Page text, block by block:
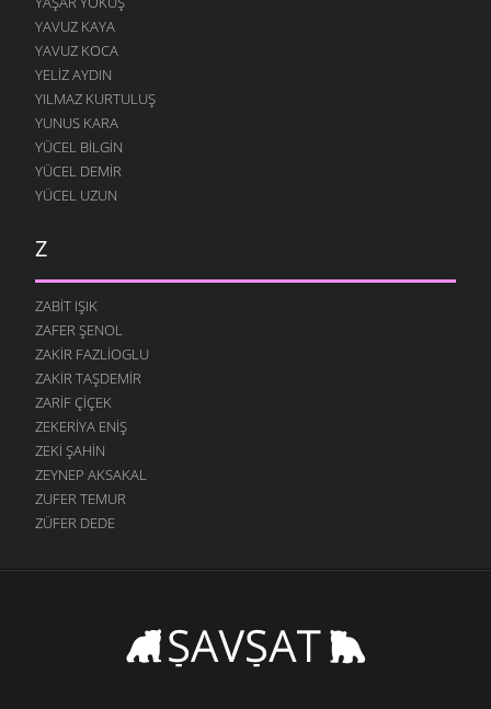
YAVUZ KAYA
YAVUZ KOCA
YELIZ AYDIN
YILMAZ KURTULUŞ
YUNUS KARA
YÜCEL BILGIN
YÜCEL DEMIR
YÜCEL UZUN
Z
ZABIT IŞIK
ZAFER ŞENOL
ZAKIR FAZLIOGLU
ZAKIR TAŞDEMIR
ZARIF ÇIÇEK
ZEKERIYA ENIŞ
ZEKI ŞAHIN
ZEYNEP AKSAKAL
ZUFER TEMUR
ZÜFER DEDE